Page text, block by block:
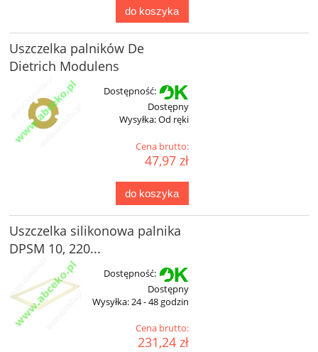
do koszyka
Uszczelka palników De
Dietrich Modulens
Dostępność:
Dostępny
Wysyłka:Od ręki
Cena brutto:
47,97 zł
do koszyka
Uszczelka silikonowa palnika
DPSM 10, 220...
Dostępność:
Dostępny
Wysyłka:24 - 48 godzin
Cena brutto:
231,24 zł